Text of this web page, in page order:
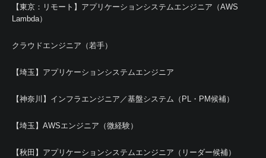
【東京：リモート】アプリケーションシステムエンジニア（AWS
Lambda）
クラウドエンジニア（若手）
【埼玉】アプリケーションシステムエンジニア
【神奈川】インフラエンジニア／基盤システム（PL・PM候補）
【埼玉】AWSエンジニア（微経験）
【秋田】アプリケーションシステムエンジニア（リーダー候補）